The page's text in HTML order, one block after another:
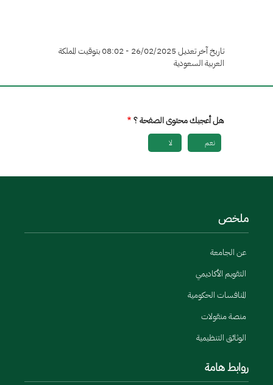
تاريخ آخر تعديل 26/02/2025 - 08:02 بتوقيت المملكة
العربية السعودية
هل أعجبك محتوى الصفحة ؟
نعم لا
ملخص
عن الجامعة
التقويم الأكاديمي
المنافسات الحكومية
منصة منقولات
الوثائق التنظيمية
روابط هامة